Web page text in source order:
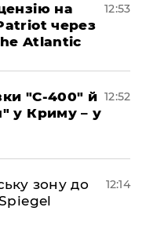
на
через
Atlantic
12:53
"С-400" й
у Криму – у
12:52
зону до
12:14